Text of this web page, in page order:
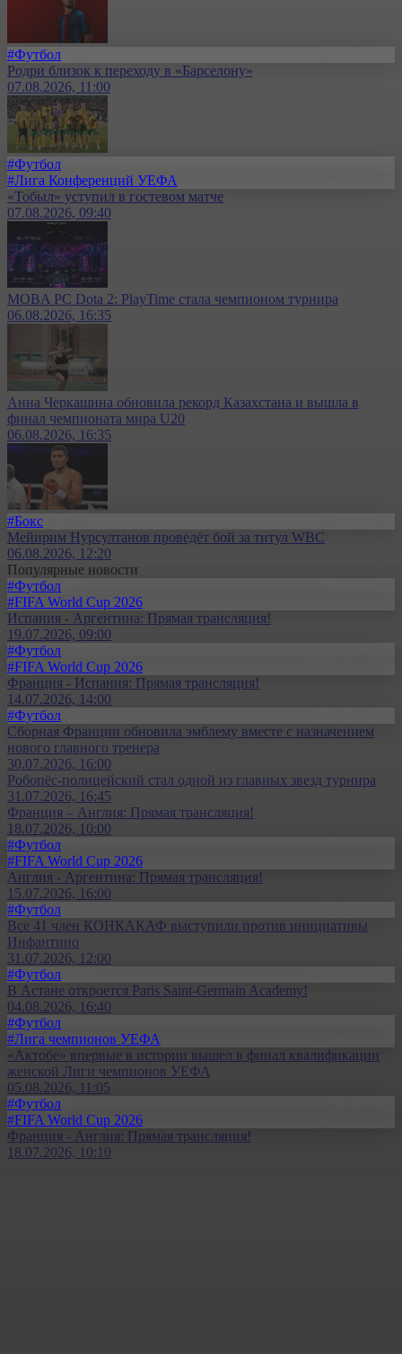
#Футбол
Родри близок к переходу в «Барселону»
07.08.2026, 11:00
#Футбол
#Лига Конференций УЕФА
«Тобыл» уступил в гостевом матче
07.08.2026, 09:40
MOBA PC Dota 2: PlayTime стала чемпионом турнира
06.08.2026, 16:35
Анна Черкашина обновила рекорд Казахстана и вышла в
финал чемпионата мира U20
06.08.2026, 16:35
#Бокс
Мейирим Нурсултанов проведёт бой за титул WBC
06.08.2026, 12:20
Популярные новости
#Футбол
#FIFA World Cup 2026
Испания - Аргентина: Прямая трансляция!
19.07.2026, 09:00
#Футбол
#FIFA World Cup 2026
Франция - Испания: Прямая трансляция!
14.07.2026, 14:00
#Футбол
Сборная Франции обновила эмблему вместе с назначением
нового главного тренера
30.07.2026, 16:00
Робопёс-полицейский стал одной из главных звезд турнира
31.07.2026, 16:45
Франция – Англия: Прямая трансляция!
18.07.2026, 10:00
#Футбол
#FIFA World Cup 2026
Англия - Аргентина: Прямая трансляция!
15.07.2026, 16:00
#Футбол
Все 41 член КОНКАКАФ выступили против инициативы
Инфантино
31.07.2026, 12:00
#Футбол
В Астане откроется Paris Saint-Germain Academy!
04.08.2026, 16:40
#Футбол
#Лига чемпионов УЕФА
«Актобе» впервые в истории вышел в финал квалификации
женской Лиги чемпионов УЕФА
05.08.2026, 11:05
#Футбол
#FIFA World Cup 2026
Франция - Англия: Прямая трансляция!
18.07.2026, 10:10